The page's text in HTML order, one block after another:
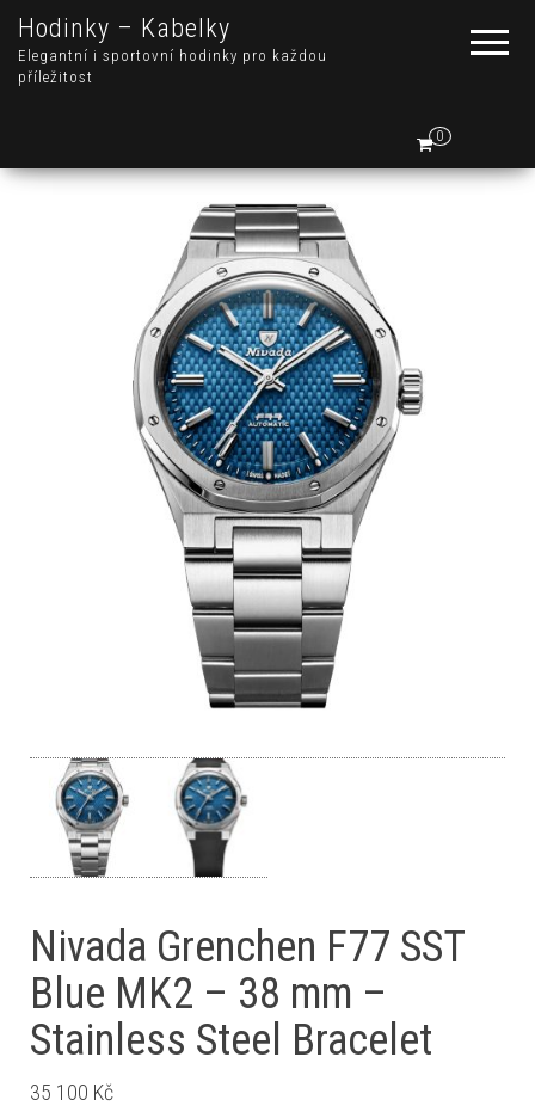
Hodinky – Kabelky
Elegantní i sportovní hodinky pro každou
příležitost
0
Nivada Grenchen F77 SST
Blue MK2 – 38 mm –
Stainless Steel Bracelet
35 100 Kč